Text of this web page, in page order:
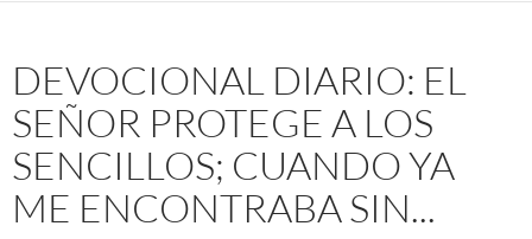
DEVOCIONAL DIARIO: EL
SEÑOR PROTEGE A LOS
SENCILLOS; CUANDO YA
ME ENCONTRABA SIN...